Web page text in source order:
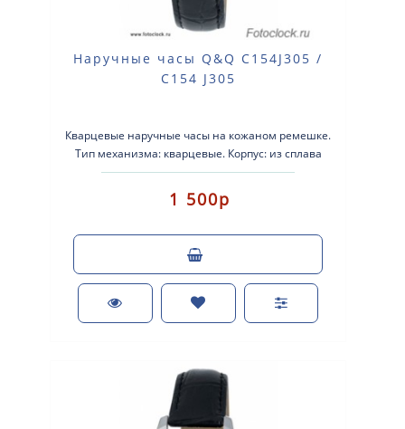
Наручные часы Q&Q C154J305 /
C154 J305
Кварцевые наручные часы на кожаном ремешке.
Тип механизма: кварцевые. Корпус: из сплава
легких металлов с серебристым покрытием. К..
1 500р